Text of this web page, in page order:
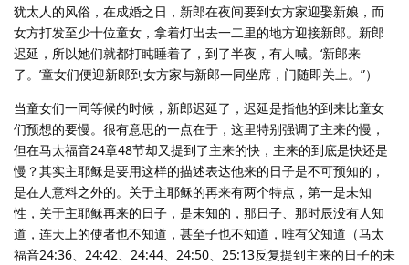
犹太人的风俗，在成婚之日，新郎在夜间要到女方家迎娶新娘，而
女方打发至少十位童女，拿着灯出去一二里的地方迎接新郎。新郎
迟延，所以她们就都打盹睡着了，到了半夜，有人喊。‘新郎来
了。’童女们便迎新郎到女方家与新郎一同坐席，门随即关上。”）
当童女们一同等候的时候，新郎迟延了，迟延是指他的到来比童女
们预想的要慢。很有意思的一点在于，这里特别强调了主来的慢，
但在马太福音24章48节却又提到了主来的快，主来的到底是快还是
慢？其实主耶稣是要用这样的描述表达他来的日子是不可预知的，
是在人意料之外的。关于主耶稣的再来有两个特点，第一是未知
性，关于主耶稣再来的日子，是未知的，那日子、那时辰没有人知
道，连天上的使者也不知道，甚至子也不知道，唯有父知道（马太
福音24:36、24:42、24:44、24:50、25:13反复提到主来的日子的未